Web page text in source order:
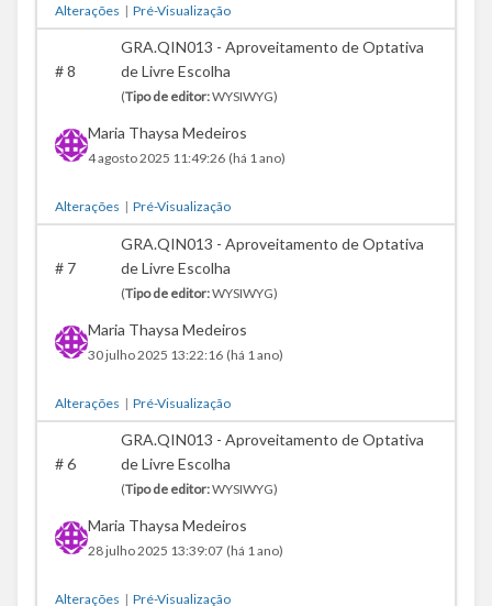
Alterações | Pré-Visualização
#8
GRA.QIN013 - Aproveitamento de Optativa
de Livre Escolha
(Tipo de editor:WYSIWYG)
Maria Thaysa Medeiros
4 agosto 2025 11:49:26 (há 1 ano)
Alterações | Pré-Visualização
#7
GRA.QIN013 - Aproveitamento de Optativa
de Livre Escolha
(Tipo de editor:WYSIWYG)
Maria Thaysa Medeiros
30 julho 2025 13:22:16 (há 1 ano)
Alterações | Pré-Visualização
#6
GRA.QIN013 - Aproveitamento de Optativa
de Livre Escolha
(Tipo de editor:WYSIWYG)
Maria Thaysa Medeiros
28 julho 2025 13:39:07 (há 1 ano)
Alterações | Pré-Visualização